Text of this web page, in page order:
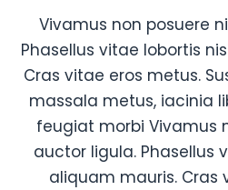
Vivamus non posuere
Phasellus vitae lobortis
Cras vitae eros metus.
massala metus, iacinia
feugiat morbi Vivamus
auctor ligula. Phasellus
aliquam mauris. Cras